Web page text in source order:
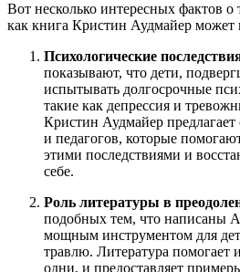
Вот несколько интересных фактов о
как книга Кристин Аудмайер может
Психологические
показывают, что дети,
испытывать долгосрочные
такие как депрессия и
Кристин Аудмайер предлагает
и педагогов, которые
этими последствиями и
себе.
Роль литературы в
подобных тем, что написаны
мощным инструментом для
травлю. Литература помогает
одни, и предоставляет